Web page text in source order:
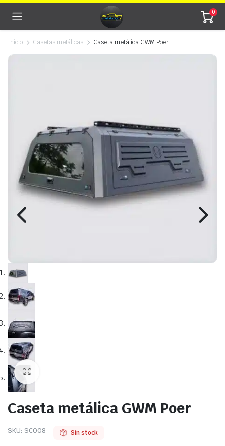
0
Inicio Casetas metálicas Caseta metálica GWM Poer
Caseta metálica GWM Poer
SKU: SC008 Sin stock